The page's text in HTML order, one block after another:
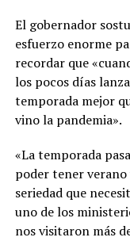
El gobernador
esfuerzo enorme
recordar que
los pocos días
temporada mejor
vino la pandemia».
«La temporada
poder tener
seriedad que
uno de los
nos visitaron más